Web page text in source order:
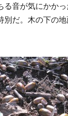
る音が気にかか
別だ。木の下の